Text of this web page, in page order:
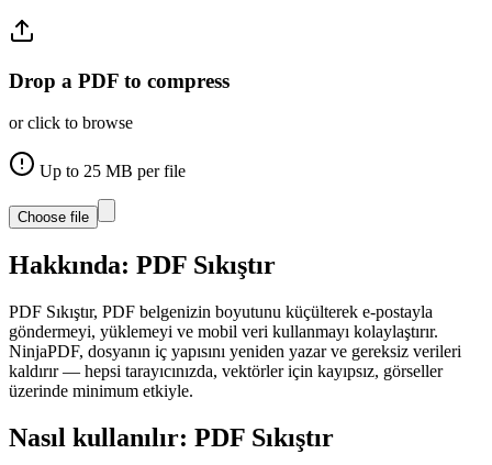
Drop a PDF to compress
or click to browse
Up to 25 MB per file
Choose file
Hakkında: PDF Sıkıştır
PDF Sıkıştır, PDF belgenizin boyutunu küçülterek e-postayla
göndermeyi, yüklemeyi ve mobil veri kullanmayı kolaylaştırır.
NinjaPDF, dosyanın iç yapısını yeniden yazar ve gereksiz verileri
kaldırır — hepsi tarayıcınızda, vektörler için kayıpsız, görseller
üzerinde minimum etkiyle.
Nasıl kullanılır: PDF Sıkıştır